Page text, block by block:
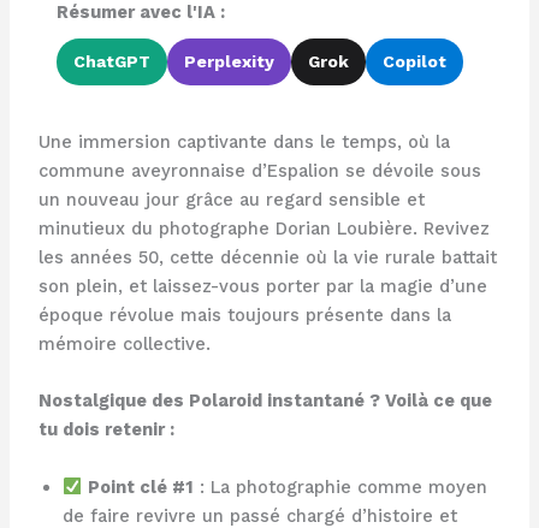
Résumer avec l'IA :
ChatGPT Perplexity Grok Copilot
Une immersion captivante dans le temps, où la
commune aveyronnaise d’Espalion se dévoile sous
un nouveau jour grâce au regard sensible et
minutieux du photographe Dorian Loubière. Revivez
les années 50, cette décennie où la vie rurale battait
son plein, et laissez-vous porter par la magie d’une
époque révolue mais toujours présente dans la
mémoire collective.
Nostalgique des Polaroid instantané ? Voilà ce que
tu dois retenir :
Point clé #1 : La photographie comme moyen
de faire revivre un passé chargé d’histoire et